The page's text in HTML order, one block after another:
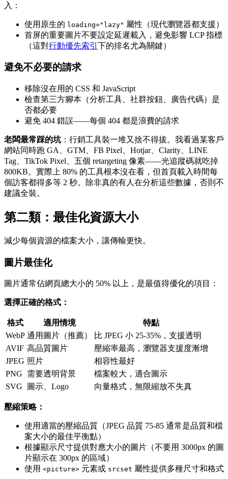
入：
使用原生的 loading="lazy" 屬性（現代瀏覽器都支援）
首屏的重要圖片不要設定延遲載入，避免影響 LCP 指標
（這對行動優先索引 下的排名尤為關鍵）
避免不必要的請求
移除沒在用的 CSS 和 JavaScript
檢查第三方腳本（分析工具、社群按鈕、廣告代碼）是
否都必要
避免 404 錯誤——每個 404 都是浪費的請求
老闆最常踩的坑：行銷工具裝一堆又捨不得拔。我看過某客戶
網站同時跑 GA、GTM、FB Pixel、Hotjar、Clarity、LINE
Tag、TikTok Pixel、五個 retargeting 像素——光追蹤碼就吃掉
800KB。實際上 80% 的工具根本沒在看，但首頁載入時間每
個訪客都得多等 2 秒。除非真的有人在分析這些數據，否則不
建議全裝。
第二類：最佳化資源大小
減少每個資源的檔案大小，讓傳輸更快。
圖片最佳化
圖片通常佔網頁總大小的 50% 以上，是最值得優化的項目：
選擇正確的格式：
格式 適用情境
特點
WebP 通用圖片（推薦）
比 JPEG 小 25-35%，支援透明
AVIF 高品質圖片
壓縮率最高，瀏覽器支援度漸增
JPEG 照片
相容性最好
PNG
需要透明背景
檔案較大，適合圖示
SVG
圖示、Logo 向量格式，無限縮放不失真
壓縮策略：
使用適當的壓縮品質（JPEG 品質 75-85 通常是品質和檔
案大小的最佳平衡點）
根據顯示尺寸提供對應大小的圖片（不要用 3000px 的圖
片顯示在 300px 的區域）
使用 <picture> 元素或 srcset 屬性提供多種尺寸和格式